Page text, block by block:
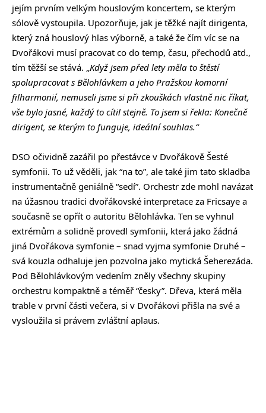
jejím prvním velkým houslovým koncertem, se kterým
sólově vystoupila. Upozorňuje, jak je těžké najít dirigenta,
který zná houslový hlas výborně, a také že čím víc se na
Dvořákovi musí pracovat co do temp, času, přechodů atd.,
tím těžší se stává. „ Když jsem před lety měla to štěstí
spolupracovat s Bělohlávkem a jeho Pražskou komorní
filharmonií, nemuseli jsme si při zkouškách vlastně nic říkat,
vše bylo jasné, každý to cítil stejně. To jsem si řekla: Konečně
dirigent, se kterým to funguje, ideální souhlas.“
DSO očividně zazářil po přestávce v Dvořákově Šesté
symfonii. To už věděli, jak “na to”, ale také jim tato skladba
instrumentačně geniálně “sedí”. Orchestr zde mohl navázat
na úžasnou tradici dvořákovské interpretace za Fricsaye a
současně se opřít o autoritu Bělohlávka. Ten se vyhnul
extrémům a solidně provedl symfonii, která jako žádná
jiná Dvořákova symfonie – snad vyjma symfonie Druhé –
svá kouzla odhaluje jen pozvolna jako mytická Šeherezáda.
Pod Bělohlávkovým vedením zněly všechny skupiny
orchestru kompaktně a téměř “česky”. Dřeva, která měla
trable v první části večera, si v Dvořákovi přišla na své a
vysloužila si právem zvláštní aplaus.